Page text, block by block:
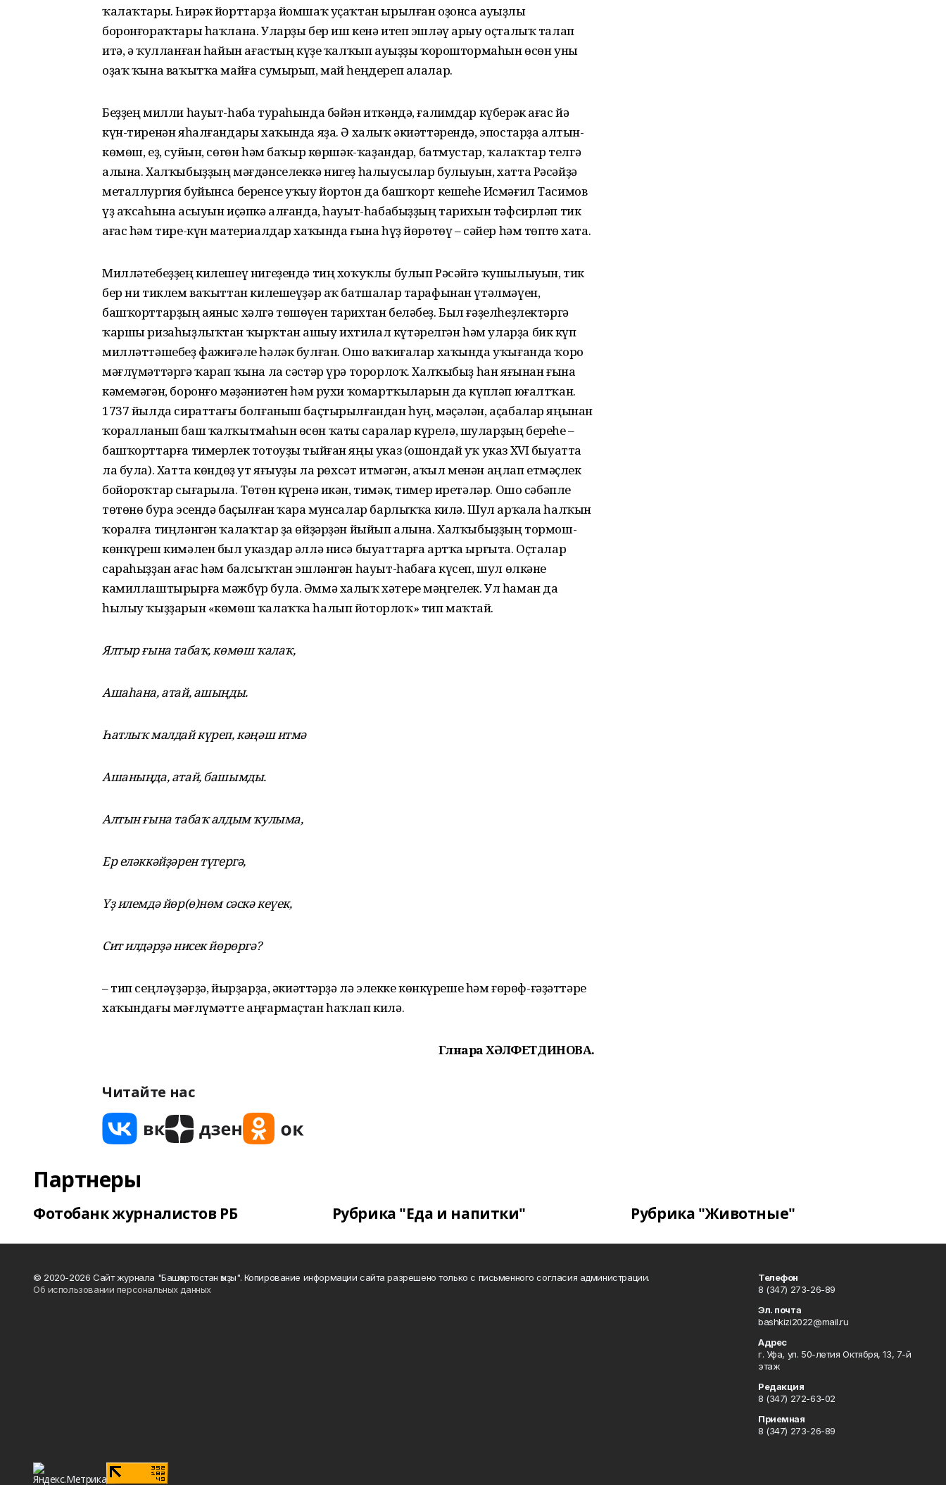
ҡалаҡтары. Һирәк йорттарҙа йомшаҡ уҫаҡтан ырылған оҙонса ауыҙлы
боронғораҡтары һаҡлана. Уларҙы бер иш кенә итеп эшләү арыу оҫталыҡ талап
итә, ә ҡулланған һайын ағастың күҙе ҡалҡып ауыҙҙы ҡороштормаһын өсөн уны
оҙаҡ ҡына ваҡытҡа майға сумырып, май һеңдереп алалар.
Беҙҙең милли һауыт-һаба тураһында бәйән иткәндә, ғалимдар күберәк ағас йә
күн-тиренән яһалғандары хаҡында яҙа. Ә халыҡ әкиәттәрендә, эпостарҙа алтын-
көмөш, еҙ, суйын, сөгөн һәм баҡыр көршәк-ҡаҙандар, батмустар, ҡалаҡтар телгә
алына. Халҡыбыҙҙың мәғдәнселеккә нигеҙ һалыусылар булыуын, хатта Рәсәйҙә
металлургия буйынса беренсе уҡыу йортон да башҡорт кешеһе Исмәғил Тасимов
үҙ аҡсаһына асыуын иҫәпкә алғанда, һауыт-һабабыҙҙың тарихын тәфсирләп тик
ағас һәм тире-күн материалдар хаҡында ғына һүҙ йөрөтөү – сәйер һәм төптө хата.
Милләтебеҙҙең килешеү нигеҙендә тиң хоҡуҡлы булып Рәсәйгә ҡушылыуын, тик
бер ни тиклем ваҡыттан килешеүҙәр аҡ батшалар тарафынан үтәлмәүен,
башҡорттарҙың аяныс хәлгә төшөүен тарихтан беләбеҙ. Был ғәҙелһеҙлектәргә
ҡаршы ризаһыҙлыҡтан ҡырҡтан ашыу ихтилал күтәрелгән һәм уларҙа бик күп
милләттәшебеҙ фажиғәле һәләк булған. Ошо ваҡиғалар хаҡында уҡығанда ҡоро
мәғлүмәттәргә ҡарап ҡына ла сәстәр үрә торорлоҡ. Халҡыбыҙ һан яғынан ғына
кәмемәгән, боронғо мәҙәниәтен һәм рухи ҡомартҡыларын да күпләп юғалтҡан.
1737 йылда сираттағы болғаныш баҫтырылғандан һуң, мәҫәлән, аҫабалар яңынан
ҡоралланып баш ҡалҡытмаһын өсөн ҡаты саралар күрелә, шуларҙың береһе –
башҡорттарға тимерлек тотоуҙы тыйған яңы указ (ошондай уҡ указ XVI быуатта
ла була). Хатта көндөҙ ут яғыуҙы ла рөхсәт итмәгән, аҡыл менән аңлап етмәҫлек
бойороҡтар сығарыла. Төтөн күренә икән, тимәк, тимер иретәләр. Ошо сәбәпле
төтөнө бура эсендә баҫылған ҡара мунсалар барлыҡҡа килә. Шул арҡала һалҡын
ҡоралға тиңләнгән ҡалаҡтар ҙа өйҙәрҙән йыйып алына. Халҡыбыҙҙың тормош-
көнкүреш кимәлен был указдар әллә нисә быуаттарға артҡа ырғыта. Оҫталар
сараһыҙҙан ағас һәм балсыҡтан эшләнгән һауыт-һабаға күсеп, шул өлкәне
камиллаштырырға мәжбүр була. Әммә халыҡ хәтере мәңгелек. Ул һаман да
һылыу ҡыҙҙарын «көмөш ҡалаҡҡа һалып йоторлоҡ» тип маҡтай.
Ялтыр ғына табаҡ, көмөш ҡалаҡ,
Ашаһана, атай, ашыңды.
Һатлыҡ малдай күреп, кәңәш итмә
Ашаныңда, атай, башымды.
Алтын ғына табаҡ алдым ҡулыма,
Ер еләккәйҙәрен түгергә,
Үҙ илемдә йөр(ө)нөм сәскә кеүек,
Сит илдәрҙә нисек йөрөргә?
– тип сеңләүҙәрҙә, йырҙарҙа, әкиәттәрҙә лә элекке көнкүреше һәм ғөрөф-ғәҙәттәре
хаҡындағы мәғлүмәтте аңғармаҫтан һаҡлап килә.
Гөлнара ХӘЛФЕТДИНОВА.
Читайте нас
Партнеры
Фотобанк журналистов РБ Рубрика "Еда и напитки" Рубрика "Животные"
© 2020-2026 Сайт журнала "Башҡортостан ҡыҙы". Копирование информации сайта разрешено только с письменного согласия администрации.
Об использовании персональных данных
Телефон
8 (347) 273-26-89
Эл. почта
bashkizi2022@mail.ru
Адрес
г. Уфа, ул. 50-летия Октября, 13, 7-й
этаж
Редакция
8 (347) 272-63-02
Приемная
8 (347) 273-26-89